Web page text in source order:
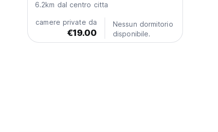
6.2km dal centro citta
camere private da
€19.00
Nessun dormitorio
disponibile.